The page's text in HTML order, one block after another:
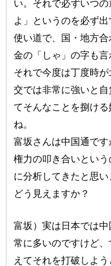
い。それで必ずいつ
よ」というのを必ず
使い道で、国・地方
金の「しゃ」の字も言
それで今度は丁度時
交では非常に強いと
てそんなことを捌け
ね。
富坂さんは中国通で
権力の叩き合いとい
に分析してきたと思
どう見えますか？
富坂）実は日本では
常に多いのですけど
えてそれを打破しよ